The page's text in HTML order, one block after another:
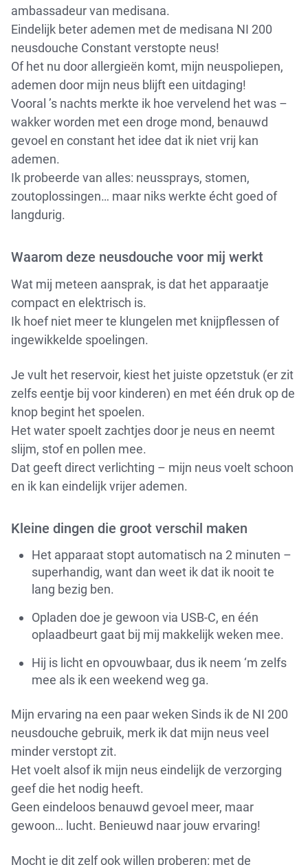
ambassadeur van medisana.
Eindelijk beter ademen met de medisana NI 200
neusdouche Constant verstopte neus!
Of het nu door allergieën komt, mijn neuspoliepen,
ademen door mijn neus blijft een uitdaging!
Vooral ’s nachts merkte ik hoe vervelend het was –
wakker worden met een droge mond, benauwd
gevoel en constant het idee dat ik niet vrij kan
ademen.
Ik probeerde van alles: neussprays, stomen,
zoutoplossingen… maar niks werkte écht goed of
langdurig.
Waarom deze neusdouche voor mij werkt
Wat mij meteen aansprak, is dat het apparaatje
compact en elektrisch is.
Ik hoef niet meer te klungelen met knijpflessen of
ingewikkelde spoelingen.
Je vult het reservoir, kiest het juiste opzetstuk (er zit
zelfs eentje bij voor kinderen) en met één druk op de
knop begint het spoelen.
Het water spoelt zachtjes door je neus en neemt
slijm, stof en pollen mee.
Dat geeft direct verlichting – mijn neus voelt schoon
en ik kan eindelijk vrijer ademen.
Kleine dingen die groot verschil maken
Het apparaat stopt automatisch na 2 minuten –
superhandig, want dan weet ik dat ik nooit te
lang bezig ben.
Opladen doe je gewoon via USB-C, en één
oplaadbeurt gaat bij mij makkelijk weken mee.
Hij is licht en opvouwbaar, dus ik neem ‘m zelfs
mee als ik een weekend weg ga.
Mijn ervaring na een paar weken Sinds ik de NI 200
neusdouche gebruik, merk ik dat mijn neus veel
minder verstopt zit.
Het voelt alsof ik mijn neus eindelijk de verzorging
geef die het nodig heeft.
Geen eindeloos benauwd gevoel meer, maar
gewoon… lucht. Benieuwd naar jouw ervaring!
Mocht je dit zelf ook willen proberen: met de